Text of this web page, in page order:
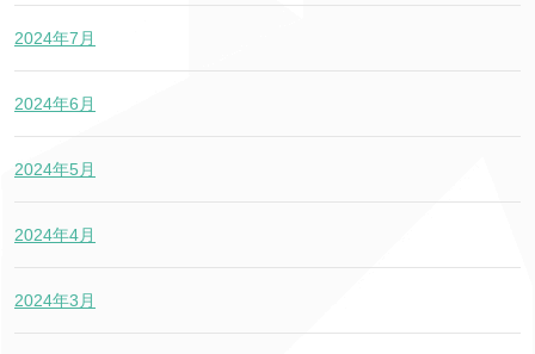
2024年7月
2024年6月
2024年5月
2024年4月
2024年3月